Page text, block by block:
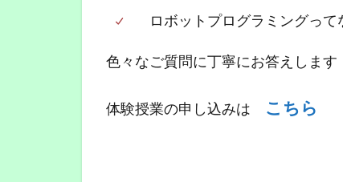
ロボットプログラミングって
色々なご質問に丁寧にお答えします
体験授業の申し込みは こちら